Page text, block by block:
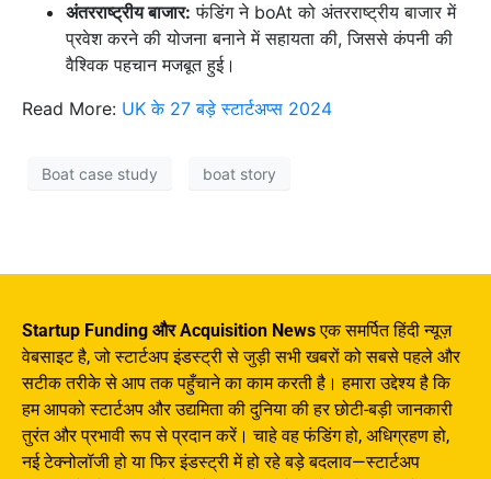
अंतरराष्ट्रीय बाजार: फंडिंग ने boAt को अंतरराष्ट्रीय बाजार में
प्रवेश करने की योजना बनाने में सहायता की, जिससे कंपनी की
वैश्विक पहचान मजबूत हुई।
Read More: UK के 27 बड़े स्टार्टअप्स 2024
Boat case study boat story
Startup Funding और Acquisition Newsएक समर्पित हिंदी न्यूज़
वेबसाइट है, जो स्टार्टअप इंडस्ट्री से जुड़ी सभी खबरों को सबसे पहले और
सटीक तरीके से आप तक पहुँचाने का काम करती है। हमारा उद्देश्य है कि
हम आपको स्टार्टअप और उद्यमिता की दुनिया की हर छोटी-बड़ी जानकारी
तुरंत और प्रभावी रूप से प्रदान करें। चाहे वह फंडिंग हो, अधिग्रहण हो,
नई टेक्नोलॉजी हो या फिर इंडस्ट्री में हो रहे बड़े बदलाव—स्टार्टअप